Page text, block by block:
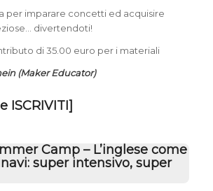
per imparare concetti ed acquisire
divertendoti!
di 35.00 euro per i materiali
(Maker Educator)
ISCRIVITI]
Camp – L’inglese come
super intensivo, super